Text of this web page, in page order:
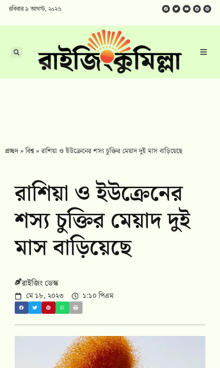
রবিবার ৯ আগস্ট, ২০২৬
প্রচ্ছদ»বিশ্ব»রাশিয়া ও ইউক্রেনের শস্য চুক্তির মেয়াদ দুই মাস বাড়িয়েছে
রাশিয়া ও ইউক্রেনের
শস্য চুক্তির মেয়াদ দুই
মাস বাড়িয়েছে
রাইজিং ডেস্ক
মে ১৮, ২০২৩ ১:১০ পিএম